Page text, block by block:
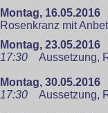
Montag, 16.05.2016
Rosenkranz mit
Montag, 23.05.2016
17:30
Aussetzung,
Montag, 30.05.2016
17:30
Aussetzung,